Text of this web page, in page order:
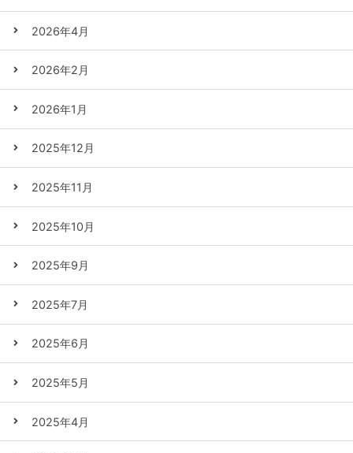
2026年4月
2026年2月
2026年1月
2025年12月
2025年11月
2025年10月
2025年9月
2025年7月
2025年6月
2025年5月
2025年4月